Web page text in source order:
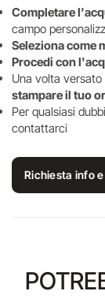
Completare
campo
Seleziona come
Procedi con
Una volta
stampare il tuo
Per qualsiasi
contattarci
Richiesta info